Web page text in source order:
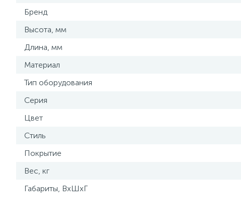
Бренд
Высота, мм
Длина, мм
Материал
Тип оборудования
Серия
Цвет
Стиль
Покрытие
Вес, кг
Габариты, ВхШхГ